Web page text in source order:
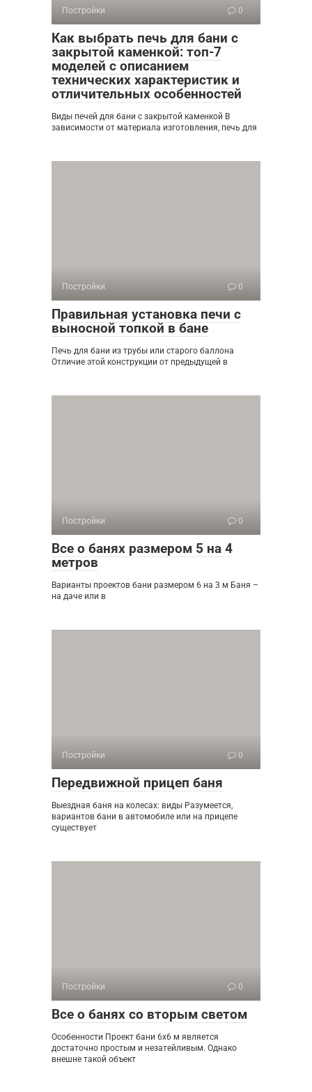
Постройки 0
Как выбрать печь для бани с
закрытой каменкой: топ-7
моделей с описанием
технических характеристик и
отличительных особенностей
Виды печей для бани с закрытой каменкой В
зависимости от материала изготовления, печь для
Постройки 0
Правильная установка печи с
выносной топкой в бане
Печь для бани из трубы или старого баллона
Отличие этой конструкции от предыдущей в
Постройки 0
Все о банях размером 5 на 4
метров
Варианты проектов бани размером 6 на 3 м Баня –
на даче или в
Постройки 0
Передвижной прицеп баня
Выездная баня на колесах: виды Разумеется,
вариантов бани в автомобиле или на прицепе
существует
Постройки 0
Все о банях со вторым светом
Особенности Проект бани 6х6 м является
достаточно простым и незатейливым. Однако
внешне такой объект